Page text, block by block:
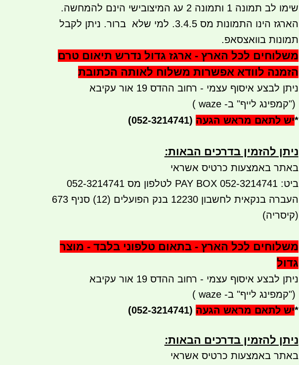
שימו לב תמונה 1 ותמונה 2 עג המיצובישי הינם להמחשה.
הארגז הינו התמונות מס 3.4.5. למי שלא ברור. ניתן לקבל
תמונות בוואצסאפ.
משלוחים לכל הארץ - ארגז גדול נדרש תיאום טרם
הזמנה לוודא אפשרות משלוח לאותה הכתובת
ניתן לבצע איסוף עצמי - רחוב ההדס 19 אור עקיבא
")קמפינג לייף" ב-waze
)
*יש לתאם מראש הגעה (052-3214741)
ניתן להזמין בדרכים הבאות:​​
באתר באמצעות כרטיס אשראי
ביט: 052-3214741 PAY BOX לטלפון מס 052-3214741
העברה בנקאית לחשבון 12230 בנק הפועלים (12) סניף 673
(קיסריה)
משלוחים לכל הארץ - בתאום טלפוני בלבד - מוצר
גדול
ניתן לבצע איסוף עצמי - רחוב ההדס 19 אור עקיבא
")קמפינג לייף" ב-waze
)
*יש לתאם מראש הגעה (052-3214741)
ניתן להזמין בדרכים הבאות:​​
באתר באמצעות כרטיס אשראי